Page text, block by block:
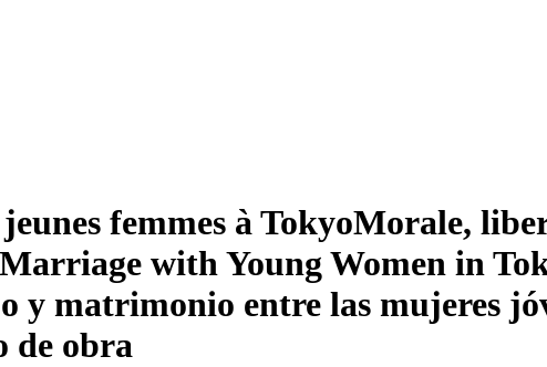
femmes à TokyoMorale,
with Young Women in
y matrimonio entre las mujeres
de obra